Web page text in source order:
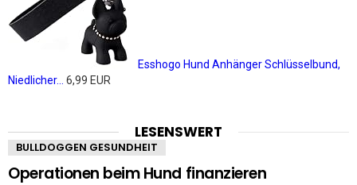
Esshogo Hund Anhänger Schlüsselbund,
Niedlicher...
6,99 EUR
LESENSWERT
BULLDOGGEN GESUNDHEIT
Operationen beim Hund finanzieren